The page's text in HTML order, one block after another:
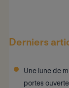
Derniers
Une lune de
portes